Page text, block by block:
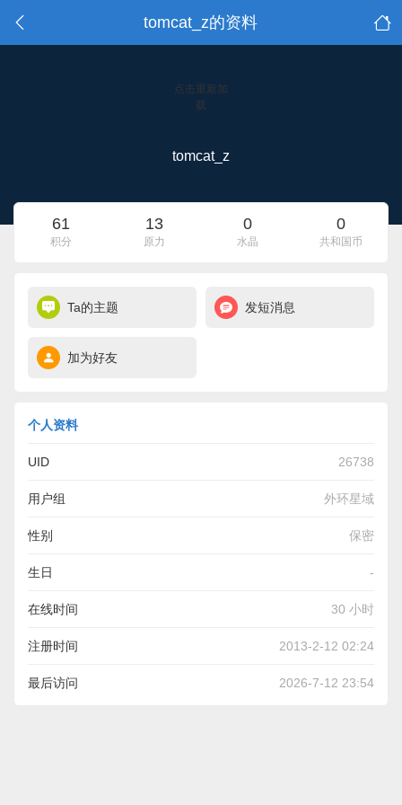
tomcat_z的资料
点击重新加
载
tomcat_z
61
积分
13
原力
0
水晶
0
共和国币
Ta的主题 发短消息
加为好友
个人资料
UID 26738
用户组 外环星域
性别 保密
生日 -
在线时间 30 小时
注册时间 2013-2-12 02:24
最后访问 2026-7-12 23:54